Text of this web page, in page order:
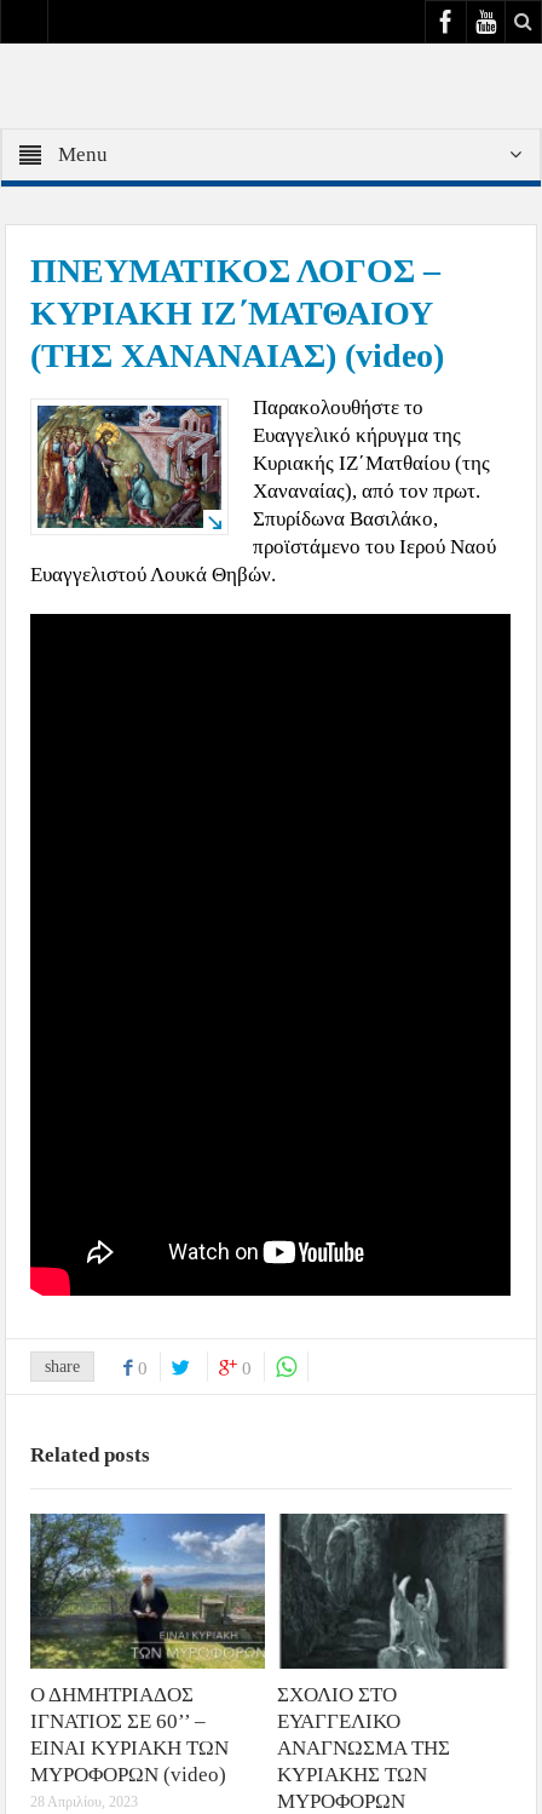
Menu
ΠΝΕΥΜΑΤΙΚΟΣ ΛΟΓΟΣ –
ΚΥΡΙΑΚΗ ΙΖ΄ΜΑΤΘΑΙΟΥ
(ΤΗΣ ΧΑΝΑΝΑΙΑΣ) (video)
Παρακολουθήστε το
Ευαγγελικό κήρυγμα της
Κυριακής ΙΖ΄Ματθαίου (της
Χαναναίας), από τον πρωτ.
Σπυρίδωνα Βασιλάκο,
προϊστάμενο του Ιερού Ναού
Ευαγγελιστού Λουκά Θηβών.
share 0 0
Related posts
Ο ΔΗΜΗΤΡΙΑΔΟΣ
ΙΓΝΑΤΙΟΣ ΣΕ 60’’ –
ΕΙΝΑΙ ΚΥΡΙΑΚΗ ΤΩΝ
ΜΥΡΟΦΟΡΩΝ (video)
28 Απριλίου, 2023
ΣΧΟΛΙΟ ΣΤΟ
ΕΥΑΓΓΕΛΙΚΟ
ΑΝΑΓΝΩΣΜΑ ΤΗΣ
ΚΥΡΙΑΚΗΣ ΤΩΝ
ΜΥΡΟΦΟΡΩΝ